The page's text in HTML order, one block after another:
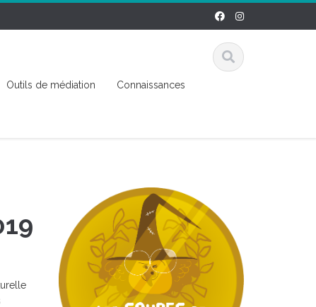
Outils de médiation Connaissances